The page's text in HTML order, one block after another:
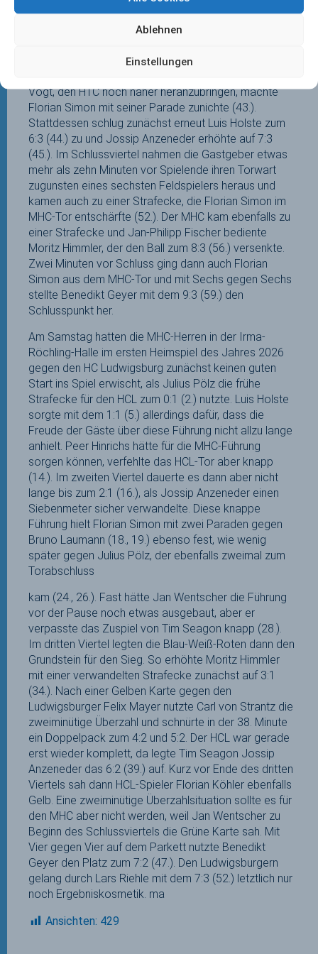
Ablehnen
Einstellungen
wieder her, was auch den Halbzeitstand darstellte.
Zu Beginn des dritten Viertels baute Luis Holste mit
John-Paul Britz konnte einen Siebenmeter für die
Vogt, den HTC noch näher heranzubringen, machte
Florian Simon mit seiner Parade zunichte (43.).
Stattdessen schlug zunächst erneut Luis Holste zum
6:3 (44.) zu und Jossip Anzeneder erhöhte auf 7:3
(45.). Im Schlussviertel nahmen die Gastgeber etwas
mehr als zehn Minuten vor Spielende ihren Torwart
zugunsten eines sechsten Feldspielers heraus und
kamen auch zu einer Strafecke, die Florian Simon im
MHC-Tor entschärfte (52.). Der MHC kam ebenfalls zu
einer Strafecke und Jan-Philipp Fischer bediente
Moritz Himmler, der den Ball zum 8:3 (56.) versenkte.
Zwei Minuten vor Schluss ging dann auch Florian
Simon aus dem MHC-Tor und mit Sechs gegen Sechs
stellte Benedikt Geyer mit dem 9:3 (59.) den
Schlusspunkt her.
Am Samstag hatten die MHC-Herren in der Irma-
Röchling-Halle im ersten Heimspiel des Jahres 2026
gegen den HC Ludwigsburg zunächst keinen guten
Start ins Spiel erwischt, als Julius Pölz die frühe
Strafecke für den HCL zum 0:1 (2.) nutzte. Luis Holste
sorgte mit dem 1:1 (5.) allerdings dafür, dass die
Freude der Gäste über diese Führung nicht allzu lange
anhielt. Peer Hinrichs hätte für die MHC-Führung
sorgen können, verfehlte das HCL-Tor aber knapp
(14.). Im zweiten Viertel dauerte es dann aber nicht
lange bis zum 2:1 (16.), als Jossip Anzeneder einen
Siebenmeter sicher verwandelte. Diese knappe
Führung hielt Florian Simon mit zwei Paraden gegen
Bruno Laumann (18., 19.) ebenso fest, wie wenig
später gegen Julius Pölz, der ebenfalls zweimal zum
Torabschluss
kam (24., 26.). Fast hätte Jan Wentscher die Führung
vor der Pause noch etwas ausgebaut, aber er
verpasste das Zuspiel von Tim Seagon knapp (28.).
Im dritten Viertel legten die Blau-Weiß-Roten dann den
Grundstein für den Sieg. So erhöhte Moritz Himmler
mit einer verwandelten Strafecke zunächst auf 3:1
(34.). Nach einer Gelben Karte gegen den
Ludwigsburger Felix Mayer nutzte Carl von Strantz die
zweiminütige Überzahl und schnürte in der 38. Minute
ein Doppelpack zum 4:2 und 5:2. Der HCL war gerade
erst wieder komplett, da legte Tim Seagon Jossip
Anzeneder das 6:2 (39.) auf. Kurz vor Ende des dritten
Viertels sah dann HCL-Spieler Florian Köhler ebenfalls
Gelb. Eine zweiminütige Überzahlsituation sollte es für
den MHC aber nicht werden, weil Jan Wentscher zu
Beginn des Schlussviertels die Grüne Karte sah. Mit
Vier gegen Vier auf dem Parkett nutzte Benedikt
Geyer den Platz zum 7:2 (47.). Den Ludwigsburgern
gelang durch Lars Riehle mit dem 7:3 (52.) letztlich nur
noch Ergebniskosmetik. ma
Ansichten: 429